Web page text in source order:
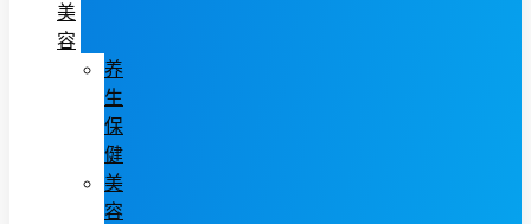
美
容
养
生
保
健
美
容